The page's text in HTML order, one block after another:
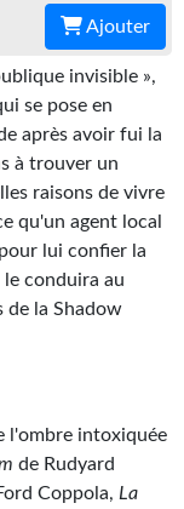
Ajouter
invisible »,
se pose en
après avoir fui la
à trouver un
raisons de vivre
qu'un agent local
lui confier la
le conduira au
de la Shadow
l'ombre intoxiquée
de Rudyard
Coppola, La